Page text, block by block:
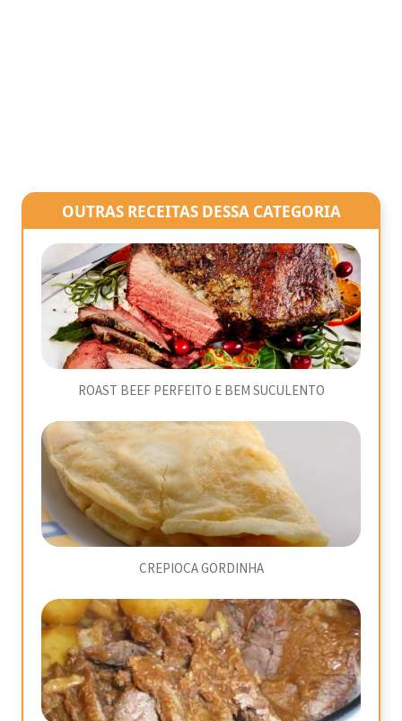
OUTRAS RECEITAS DESSA CATEGORIA
ROAST BEEF PERFEITO E BEM SUCULENTO
CREPIOCA GORDINHA